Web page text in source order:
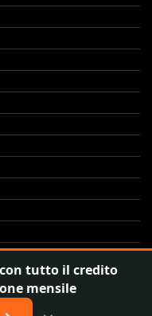
con tutto il credito
mensile